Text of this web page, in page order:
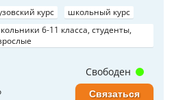
курс
школьный курс
6-11 класса, студенты,
Свободен
Связаться